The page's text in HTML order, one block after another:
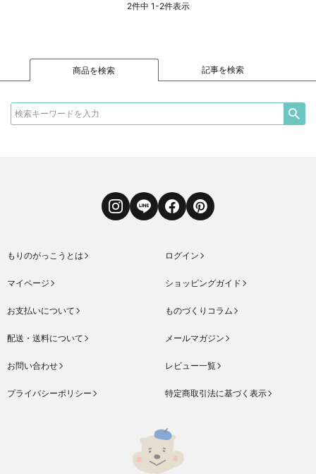
2件中 1-2件表示
商品を検索 記事を検索
InstagramLINE FacebookPinterest
もりのがっこうとは ログイン
マイページ ショッピングガイド
お支払いについて ものづくりコラム
配送・送料について メールマガジン
お問い合わせ レビュー一覧
プライバシーポリシー 特定商取引法に基づく表示